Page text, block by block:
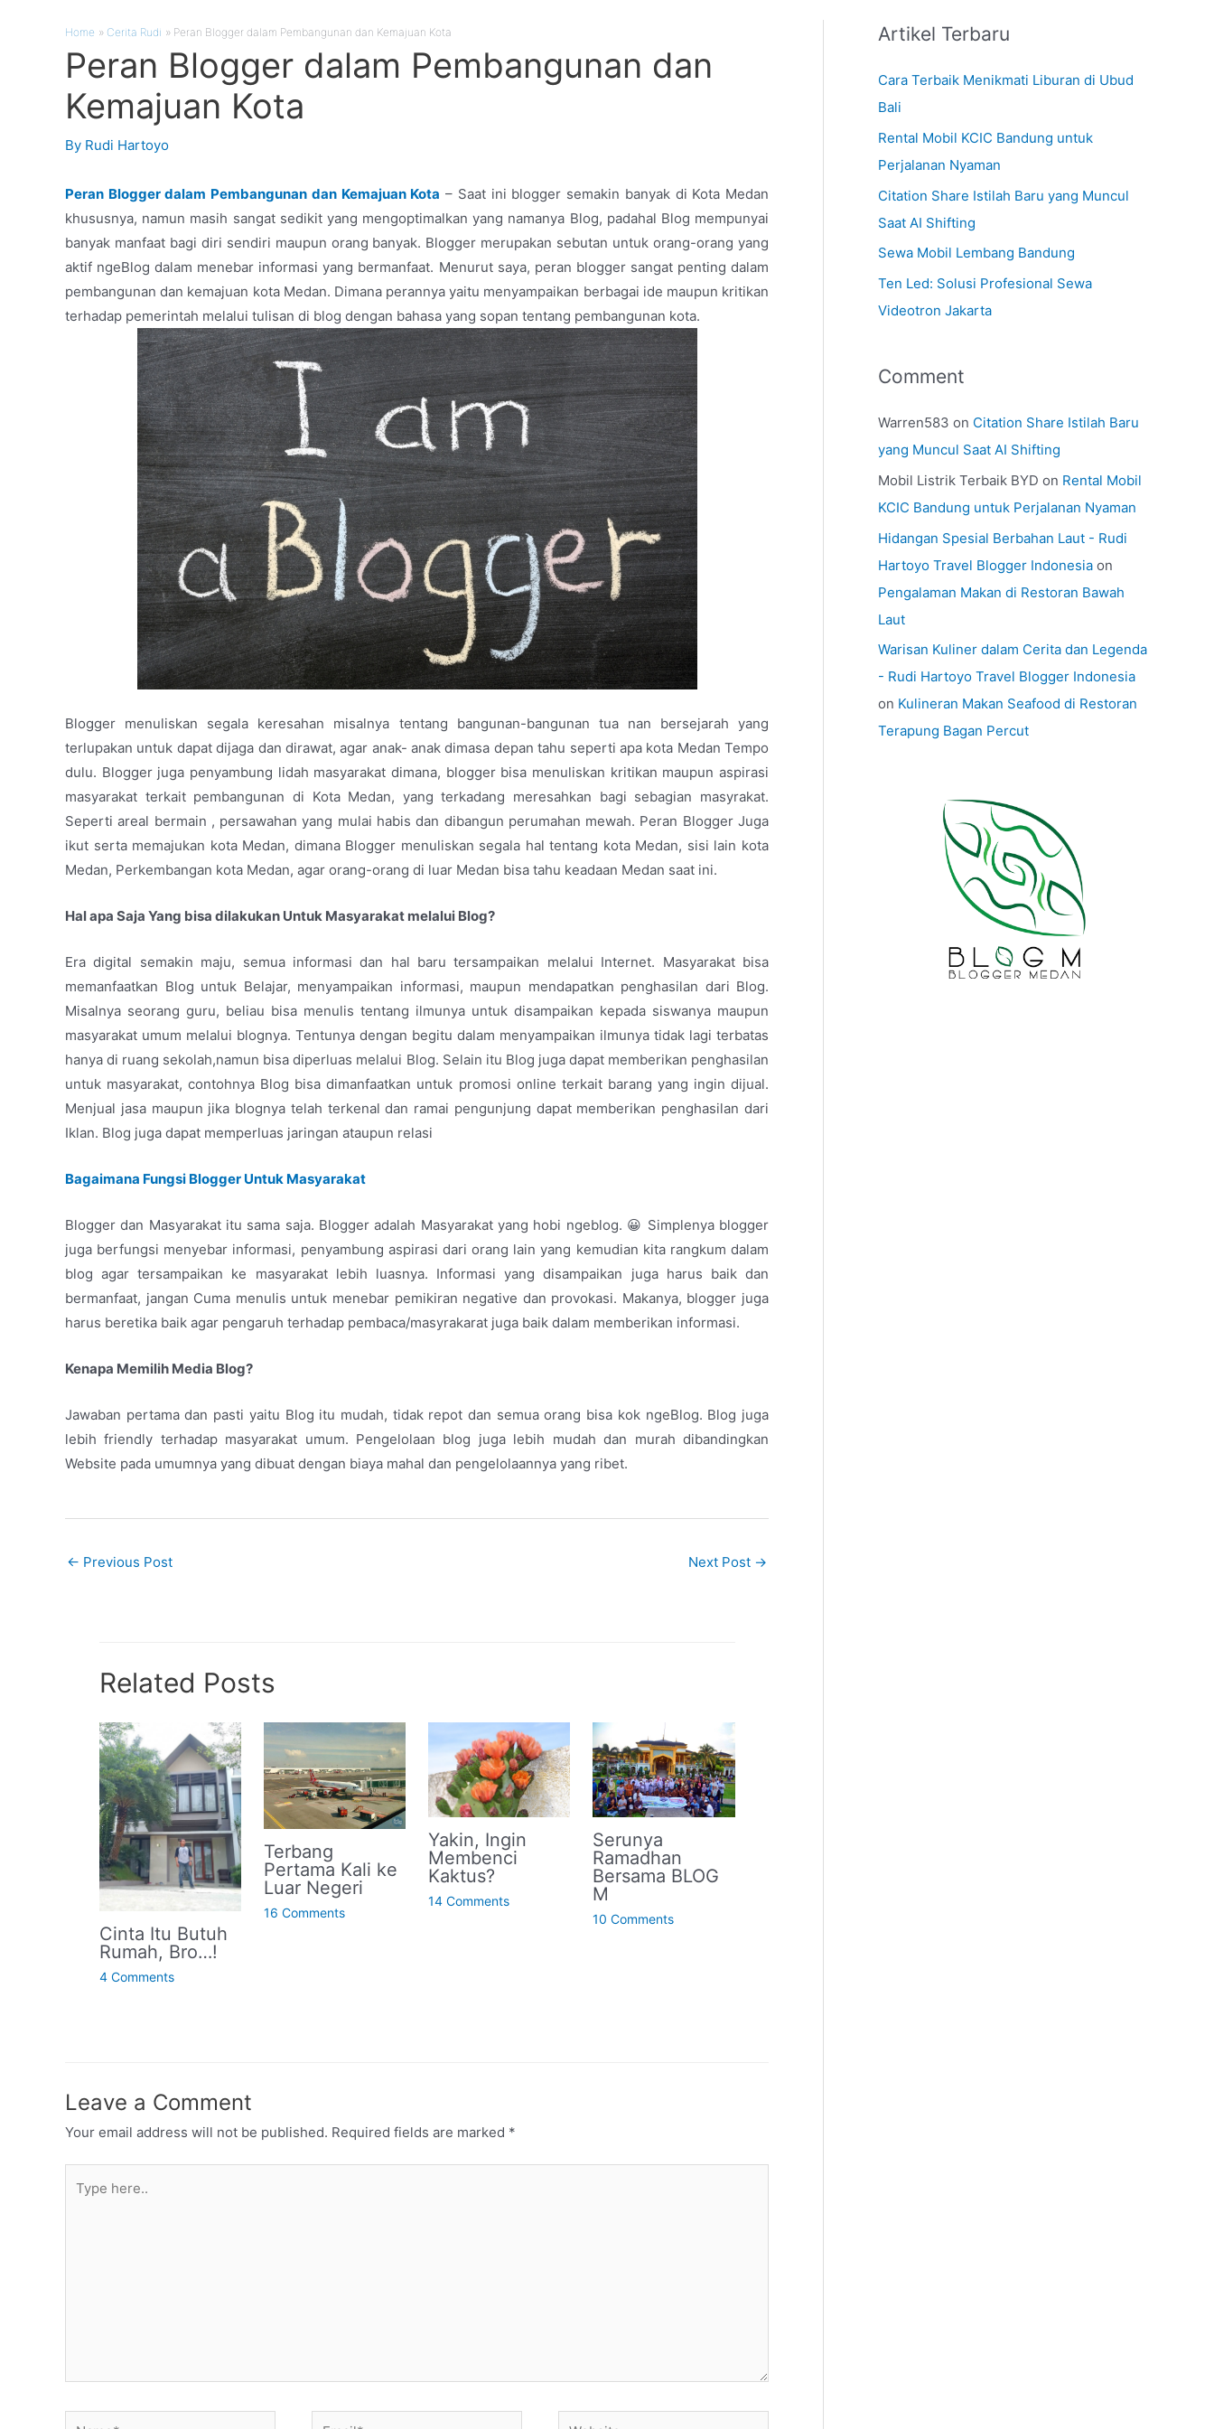
Home Cerita Rudi Peran Blogger dalam Pembangunan dan Kemajuan Kota
Peran Blogger dalam Pembangunan dan
Kemajuan Kota
By Rudi Hartoyo
Peran Blogger dalam Pembangunan dan Kemajuan Kota – Saat ini blogger semakin banyak di Kota Medan
khususnya, namun masih sangat sedikit yang mengoptimalkan yang namanya Blog, padahal Blog mempunyai
banyak manfaat bagi diri sendiri maupun orang banyak. Blogger merupakan sebutan untuk orang-orang yang
aktif ngeBlog dalam menebar informasi yang bermanfaat. Menurut saya, peran blogger sangat penting dalam
pembangunan dan kemajuan kota Medan. Dimana perannya yaitu menyampaikan berbagai ide maupun kritikan
terhadap pemerintah melalui tulisan di blog dengan bahasa yang sopan tentang pembangunan kota.
Blogger menuliskan segala keresahan misalnya tentang bangunan-bangunan tua nan bersejarah yang
terlupakan untuk dapat dijaga dan dirawat, agar anak- anak dimasa depan tahu seperti apa kota Medan Tempo
dulu. Blogger juga penyambung lidah masyarakat dimana, blogger bisa menuliskan kritikan maupun aspirasi
masyarakat terkait pembangunan di Kota Medan, yang terkadang meresahkan bagi sebagian masyrakat.
Seperti areal bermain , persawahan yang mulai habis dan dibangun perumahan mewah. Peran Blogger Juga
ikut serta memajukan kota Medan, dimana Blogger menuliskan segala hal tentang kota Medan, sisi lain kota
Medan, Perkembangan kota Medan, agar orang-orang di luar Medan bisa tahu keadaan Medan saat ini.
Hal apa Saja Yang bisa dilakukan Untuk Masyarakat melalui Blog?
Era digital semakin maju, semua informasi dan hal baru tersampaikan melalui Internet. Masyarakat bisa
memanfaatkan Blog untuk Belajar, menyampaikan informasi, maupun mendapatkan penghasilan dari Blog.
Misalnya seorang guru, beliau bisa menulis tentang ilmunya untuk disampaikan kepada siswanya maupun
masyarakat umum melalui blognya. Tentunya dengan begitu dalam menyampaikan ilmunya tidak lagi terbatas
hanya di ruang sekolah,namun bisa diperluas melalui Blog. Selain itu Blog juga dapat memberikan penghasilan
untuk masyarakat, contohnya Blog bisa dimanfaatkan untuk promosi online terkait barang yang ingin dijual.
Menjual jasa maupun jika blognya telah terkenal dan ramai pengunjung dapat memberikan penghasilan dari
Iklan. Blog juga dapat memperluas jaringan ataupun relasi
Bagaimana Fungsi Blogger Untuk Masyarakat
Blogger dan Masyarakat itu sama saja. Blogger adalah Masyarakat yang hobi ngeblog. 😀 Simplenya blogger
juga berfungsi menyebar informasi, penyambung aspirasi dari orang lain yang kemudian kita rangkum dalam
blog agar tersampaikan ke masyarakat lebih luasnya. Informasi yang disampaikan juga harus baik dan
bermanfaat, jangan Cuma menulis untuk menebar pemikiran negative dan provokasi. Makanya, blogger juga
harus beretika baik agar pengaruh terhadap pembaca/masyrakarat juga baik dalam memberikan informasi.
Kenapa Memilih Media Blog?
Jawaban pertama dan pasti yaitu Blog itu mudah, tidak repot dan semua orang bisa kok ngeBlog. Blog juga
lebih friendly terhadap masyarakat umum. Pengelolaan blog juga lebih mudah dan murah dibandingkan
Website pada umumnya yang dibuat dengan biaya mahal dan pengelolaannya yang ribet.
← Previous Post Next Post →
Related Posts
Cinta Itu Butuh
Rumah, Bro…!
4 Comments
Terbang
Pertama Kali ke
Luar Negeri
16 Comments
Yakin, Ingin
Membenci
Kaktus?
14 Comments
Serunya
Ramadhan
Bersama BLOG
M
10 Comments
Leave a Comment
Your email address will not be published. Required fields are marked *
here..
Name* Email* Website
Artikel Terbaru
Cara Terbaik Menikmati Liburan di Ubud
Bali
Rental Mobil KCIC Bandung untuk
Perjalanan Nyaman
Citation Share Istilah Baru yang Muncul
Saat AI Shifting
Sewa Mobil Lembang Bandung
Ten Led: Solusi Profesional Sewa
Videotron Jakarta
Comment
Warren583 on Citation Share Istilah Baru
yang Muncul Saat AI Shifting
Mobil Listrik Terbaik BYD on Rental Mobil
KCIC Bandung untuk Perjalanan Nyaman
Hidangan Spesial Berbahan Laut - Rudi
Hartoyo Travel Blogger Indonesia on
Pengalaman Makan di Restoran Bawah
Laut
Warisan Kuliner dalam Cerita dan Legenda
- Rudi Hartoyo Travel Blogger Indonesia
on Kulineran Makan Seafood di Restoran
Terapung Bagan Percut